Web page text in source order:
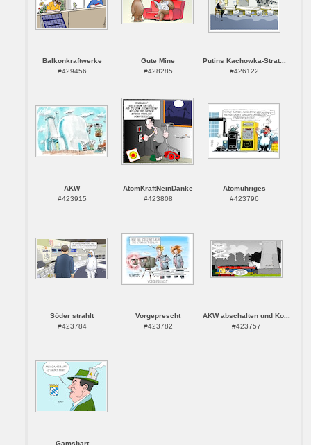
Balkonkraftwerke
#429456
Gute Mine
#428285
Putins Kachowka-Strat...
#426122
AKW
#423915
AtomKraftNeinDanke
#423808
Atomuhriges
#423796
Söder strahlt
#423784
Vorgeprescht
#423782
AKW abschalten und Ko...
#423757
Gamsbart